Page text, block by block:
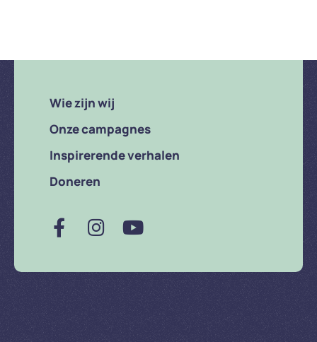
Wie zijn wij
Onze campagnes
Inspirerende verhalen
Doneren